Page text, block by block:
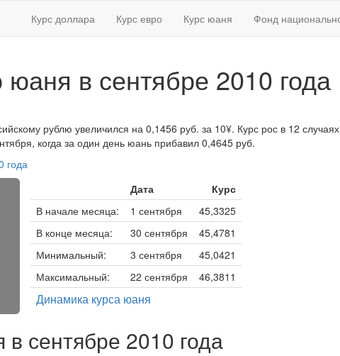
Курс доллара Курс евро Курс юаня Фонд
юаня в сентябре 2010 года
рублю увеличился на 0,1456 руб. за 10¥. Курс рос в 12
когда за один день юань прибавил 0,4645 руб.
года
Дата
Курс
В начале месяца:
1 сентября
45,3325
В конце месяца:
30 сентября
45,4781
Минимальный:
3 сентября
45,0421
Максимальный:
22 сентября 46,3811
Динамика курса юаня
сентябре 2010 года